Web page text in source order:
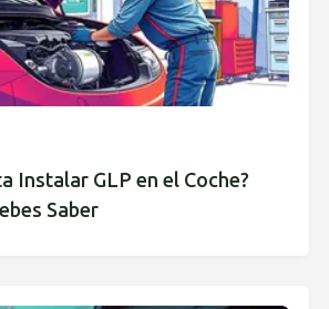
Instalar GLP en el Coche?
Saber